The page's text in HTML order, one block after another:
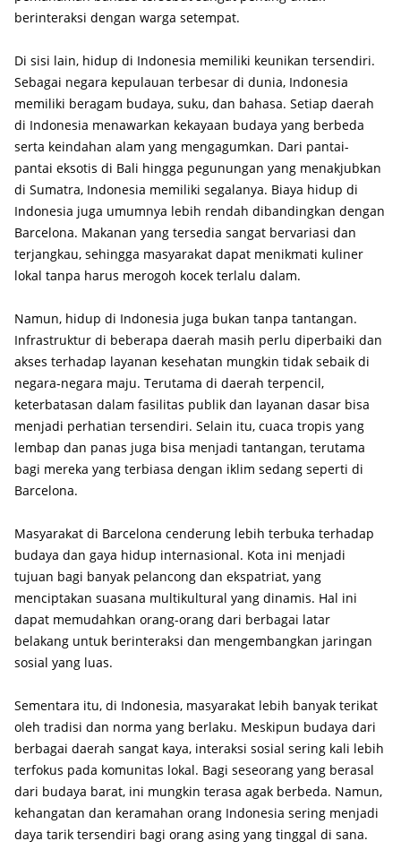
berinteraksi dengan warga setempat.
Di sisi lain, hidup di Indonesia memiliki keunikan tersendiri.
Sebagai negara kepulauan terbesar di dunia, Indonesia
memiliki beragam budaya, suku, dan bahasa. Setiap daerah
di Indonesia menawarkan kekayaan budaya yang berbeda
serta keindahan alam yang mengagumkan. Dari pantai-
pantai eksotis di Bali hingga pegunungan yang menakjubkan
di Sumatra, Indonesia memiliki segalanya. Biaya hidup di
Indonesia juga umumnya lebih rendah dibandingkan dengan
Barcelona. Makanan yang tersedia sangat bervariasi dan
terjangkau, sehingga masyarakat dapat menikmati kuliner
lokal tanpa harus merogoh kocek terlalu dalam.
Namun, hidup di Indonesia juga bukan tanpa tantangan.
Infrastruktur di beberapa daerah masih perlu diperbaiki dan
akses terhadap layanan kesehatan mungkin tidak sebaik di
negara-negara maju. Terutama di daerah terpencil,
keterbatasan dalam fasilitas publik dan layanan dasar bisa
menjadi perhatian tersendiri. Selain itu, cuaca tropis yang
lembap dan panas juga bisa menjadi tantangan, terutama
bagi mereka yang terbiasa dengan iklim sedang seperti di
Barcelona.
Masyarakat di Barcelona cenderung lebih terbuka terhadap
budaya dan gaya hidup internasional. Kota ini menjadi
tujuan bagi banyak pelancong dan ekspatriat, yang
menciptakan suasana multikultural yang dinamis. Hal ini
dapat memudahkan orang-orang dari berbagai latar
belakang untuk berinteraksi dan mengembangkan jaringan
sosial yang luas.
Sementara itu, di Indonesia, masyarakat lebih banyak terikat
oleh tradisi dan norma yang berlaku. Meskipun budaya dari
berbagai daerah sangat kaya, interaksi sosial sering kali lebih
terfokus pada komunitas lokal. Bagi seseorang yang berasal
dari budaya barat, ini mungkin terasa agak berbeda. Namun,
kehangatan dan keramahan orang Indonesia sering menjadi
daya tarik tersendiri bagi orang asing yang tinggal di sana.